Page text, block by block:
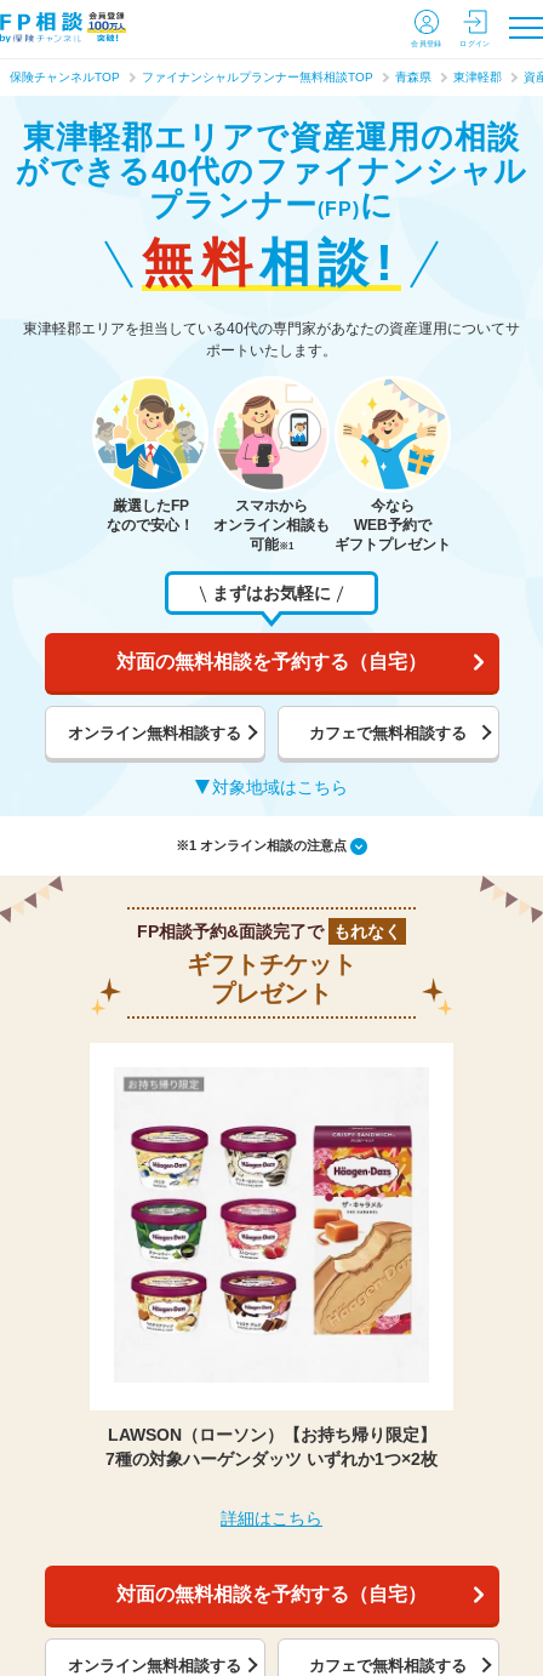
会員登録 ログイン
保険チャンネルTOP ファイナンシャルプランナー無料相談TOP 青森県 東津軽郡 資
東津軽郡エリアで資産運用の相談
ができる40代のファイナンシャル
プランナー(FP)に
無料相談!
東津軽郡エリアを担当している40代の専門家があなたの資産運用についてサ
ポートいたします。
厳選したFP
なので安心！
スマホから
オンライン相談も
可能※1
今なら
WEB予約で
ギフトプレゼント
まずはお気軽に
対面の無料相談を予約する（自宅）
オンライン無料相談する カフェで無料相談する
対象地域はこちら
※1 オンライン相談の注意点
FP相談予約&面談完了で もれなく
ギフトチケット
プレゼント
LAWSON（ローソン）【お持ち帰り限定】
7種の対象ハーゲンダッツ いずれか1つ×2枚
詳細はこちら
対面の無料相談を予約する（自宅）
オンライン無料相談する カフェで無料相談する